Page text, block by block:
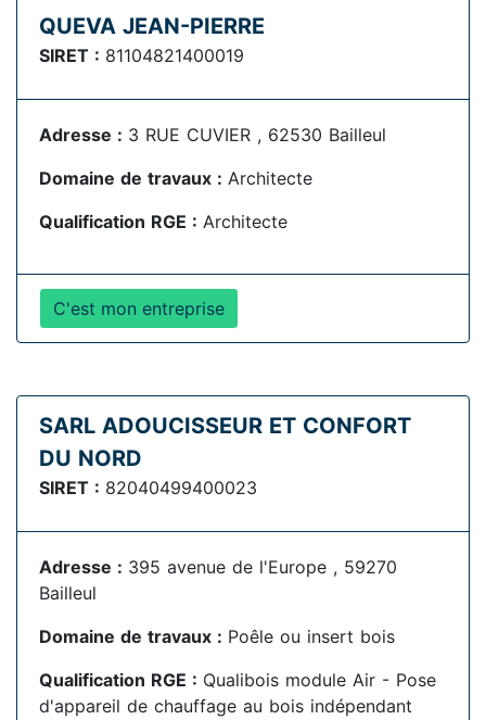
QUEVA JEAN-PIERRE
SIRET : 81104821400019
Adresse : 3 RUE CUVIER , 62530 Bailleul
Domaine de travaux : Architecte
Qualification RGE : Architecte
C'est mon entreprise
SARL ADOUCISSEUR ET CONFORT
DU NORD
SIRET : 82040499400023
Adresse : 395 avenue de l'Europe , 59270
Bailleul
Domaine de travaux : Poêle ou insert bois
Qualification RGE : Qualibois module Air - Pose
d'appareil de chauffage au bois indépendant